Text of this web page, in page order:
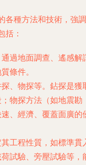
各種方法和技術，強調
括：
通過地面調查、遙感解
條件。
、物探等。鉆探是獲
物探方法（如地震勘
、經濟、覆蓋面廣的
工程性質，如標準貫
試驗、旁壓試驗等，